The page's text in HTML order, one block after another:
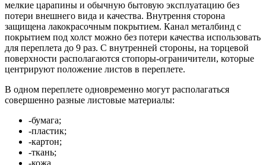
мелкие царапины и обычную бытовую эксплуатацию без
потери внешнего вида и качества. Внутрення сторона
защищена лакокрасочным покрытием. Канал металбинд с
покрытием под холст можно без потери качества использовать
для переплета до 9 раз. С внутренней стороны, на торцевой
поверхности располагаются стопоры-ограничители, которые
центрируют положение листов в переплете.
В одном переплете одновременно могут располагаться
совершенно разные листовые материалы:
-бумага;
-пластик;
-картон;
-ткань;
-кожа